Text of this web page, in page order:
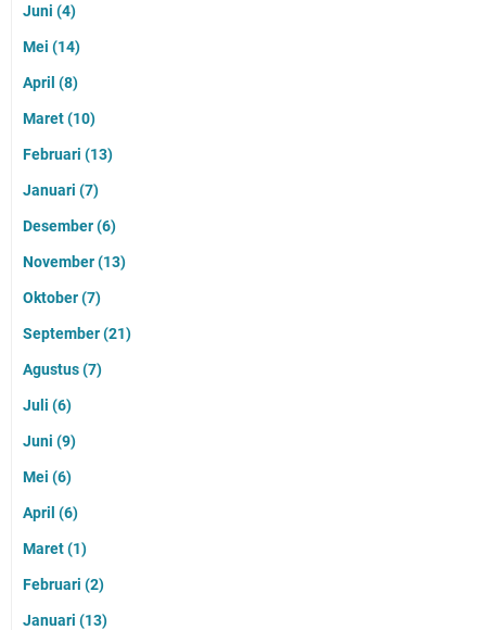
Juni (4)
Mei (14)
April (8)
Maret(10)
Februari (13)
Januari (7)
Desember(6)
November(13)
Oktober(7)
September(21)
Agustus(7)
Juli (6)
Juni (9)
Mei (6)
April (6)
Maret(1)
Februari (2)
Januari (13)